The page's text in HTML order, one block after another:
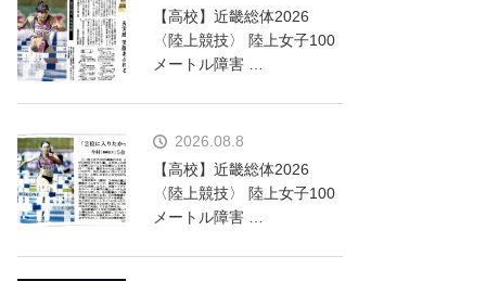
【高校】近畿総体2026
〈陸上競技〉 陸上女子100
メートル障害 …
2026.08.8
【高校】近畿総体2026
〈陸上競技〉 陸上女子100
メートル障害 …